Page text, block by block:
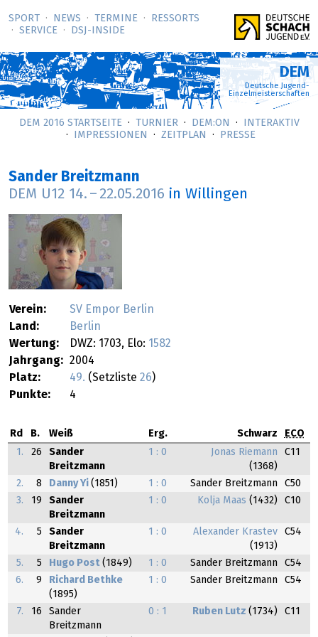
SPORT NEWS TERMINE
RESSORTS
SERVICE
DSJ-­INSIDE
DEM
Deutsche Jugend-
Einzelmeisterschaften
DEM 2016 STARTSEITE TURNIER DEM:ON
INTERAKTIV
IMPRESSIONEN
ZEITPLAN PRESSE
Sander Breitzmann
DEM U12 14. – 22.05.2016 in Willingen
Verein:
SV Empor Berlin
Land:
Berlin
Wertung:
DWZ: 1703, Elo: 1582
Jahrgang: 2004
Platz:
49. (Setzliste 26)
Punkte:
4
Rd B. Weiß Erg. Schwarz
ECO
1.
26
Sander
Breitzmann
1 : 0
Jonas Riemann
(1368)
C11
2. 8 Danny Yi (1851) 1 : 0 Sander Breitzmann
C50
3.
19
Sander
Breitzmann
1 : 0 Kolja Maas (1432) C10
4. 5
Sander
Breitzmann
1 : 0
Alexander Krastev
(1913)
C54
5. 5 Hugo Post (1849) 1 : 0 Sander Breitzmann
C54
6.
9
Richard Bethke
(1895)
1 : 0 Sander Breitzmann C54
7. 16
Sander
Breitzmann
0 : 1 Ruben Lutz (1734) C11